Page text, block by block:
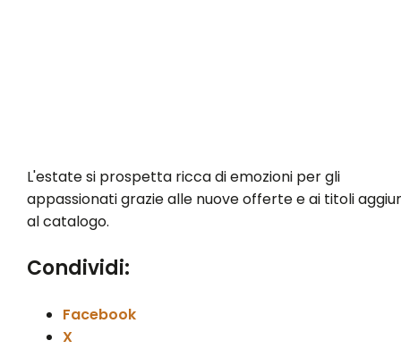
L'estate si prospetta ricca di emozioni per gli
appassionati grazie alle nuove offerte e ai titoli
al catalogo.
Condividi:
Facebook
X